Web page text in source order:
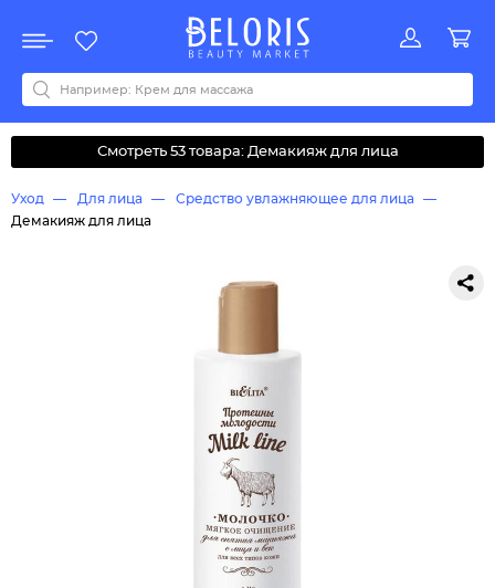
Акции
Все бренды
0-9ABCDEFGHIJKLMNOPQRSTUVWYZАБВДЗИМОКЛНПРСТУФ
Смотреть 53 товара: Демакияж для лица
Уход Для лица
Средство увлажняющее для лица
Демакияж для лица